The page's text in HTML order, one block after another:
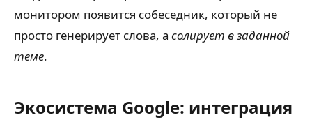
монитором появится собеседник, который не
просто генерирует слова, а солирует в заданной
теме.
Экосистема Google: интеграция